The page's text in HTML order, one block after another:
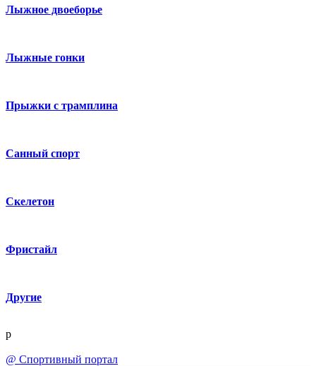
Лыжное двоеборье
Лыжные гонки
Прыжки с трамплина
Санный спорт
Скелетон
Фристайл
Другие
p
@ Спортивный портал